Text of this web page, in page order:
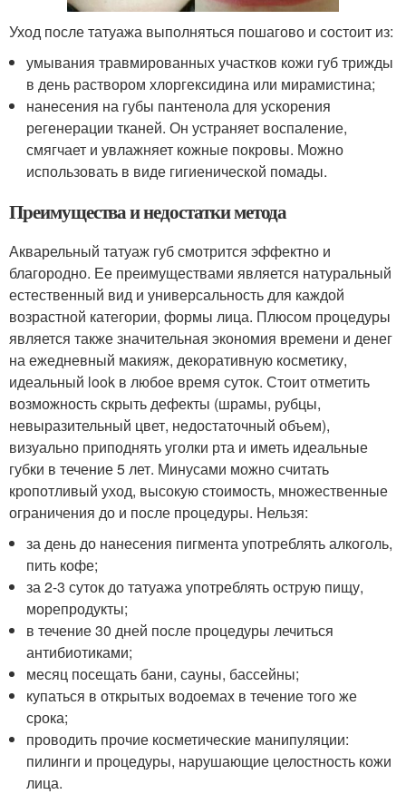
Уход после татуажа выполняться пошагово и состоит из:
умывания травмированных участков кожи губ трижды
в день раствором хлоргексидина или мирамистина;
нанесения на губы пантенола для ускорения
регенерации тканей. Он устраняет воспаление,
смягчает и увлажняет кожные покровы. Можно
использовать в виде гигиенической помады.
Преимущества и недостатки метода
Акварельный татуаж губ смотрится эффектно и
благородно. Ее преимуществами является натуральный
естественный вид и универсальность для каждой
возрастной категории, формы лица. Плюсом процедуры
является также значительная экономия времени и денег
на ежедневный макияж, декоративную косметику,
идеальный look в любое время суток. Стоит отметить
возможность скрыть дефекты (шрамы, рубцы,
невыразительный цвет, недостаточный объем),
визуально приподнять уголки рта и иметь идеальные
губки в течение 5 лет. Минусами можно считать
кропотливый уход, высокую стоимость, множественные
ограничения до и после процедуры. Нельзя:
за день до нанесения пигмента употреблять алкоголь,
пить кофе;
за 2-3 суток до татуажа употреблять острую пищу,
морепродукты;
в течение 30 дней после процедуры лечиться
антибиотиками;
месяц посещать бани, сауны, бассейны;
купаться в открытых водоемах в течение того же
срока;
проводить прочие косметические манипуляции:
пилинги и процедуры, нарушающие целостность кожи
лица.